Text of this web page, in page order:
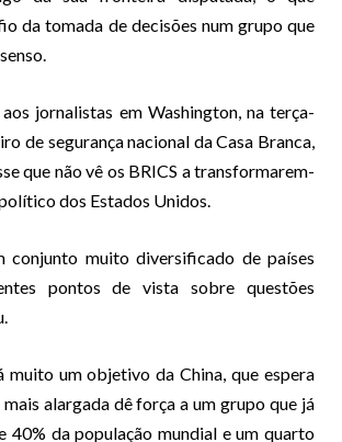
da tomada de decisões num grupo que
jornalistas em Washington, na terça-
de segurança nacional da Casa Branca,
que não vê os BRICS a transformarem-
dos Estados Unidos.
conjunto muito diversificado de países
pontos de vista sobre questões
muito um objetivo da China, que espera
mais alargada dê força a um grupo que já
40% da população mundial e um quarto